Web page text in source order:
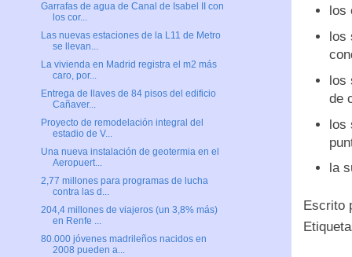
los
los
los
de
los
la
Escrito
Garrafas de agua de Canal de Isabel II con
los cor...
Las nuevas estaciones de la L11 de Metro
se llevan...
La vivienda en Madrid registra el m2 más
caro, por...
Entrega de llaves de 84 pisos del edificio
Cañaver...
Proyecto de remodelación integral del
estadio de V...
Una nueva instalación de geotermia en el
Aeropuert...
2,77 millones para programas de lucha
contra las d...
204,4 millones de viajeros (un 3,8% más)
en Renfe ...
80.000 jóvenes madrileños nacidos en
2008 pueden a...